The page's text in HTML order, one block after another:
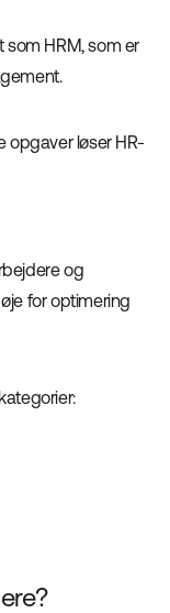
HRM, som er
opgaver løser HR-
og
for optimering